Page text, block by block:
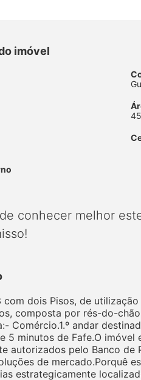
imóvel
conhecer melhor
com dois Pisos, de
composta por rés-do-
Comércio.1.º andar
5 minutos de Fafe.O
autorizados pelo Banco
de mercado.Porquê
estrategicamente